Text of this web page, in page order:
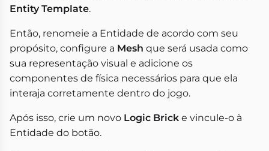
Entity Template.
Então, renomeie a Entidade de acordo com seu
propósito, configure a Mesh que será usada como
sua representação visual e adicione os
componentes de física necessários para que ela
interaja corretamente dentro do jogo.
Após isso, crie um novo Logic Brick e vincule-o à
Entidade do botão.